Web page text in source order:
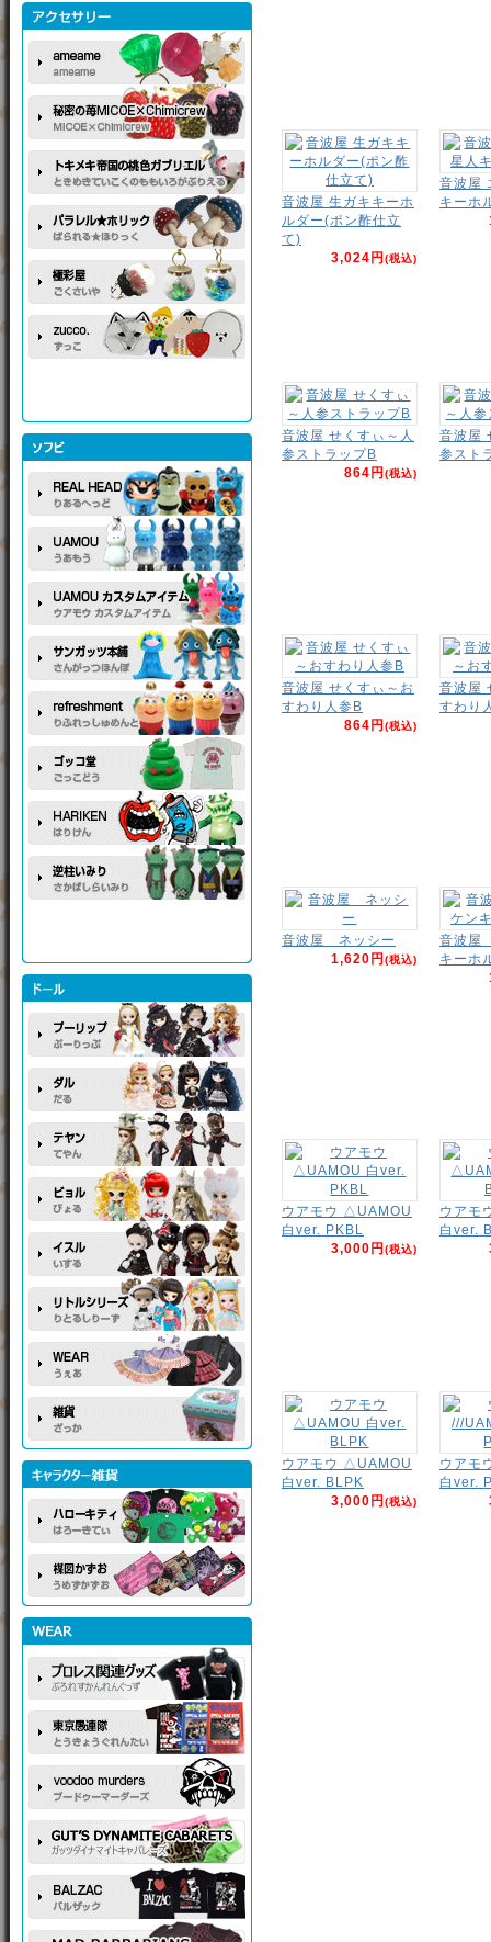
音波屋 生ガキキーホ
ルダー(ポン酢仕立
て)
3,024円(税込)
音波屋
キーホ
音波屋 せくすぃ～人
参ストラップB
864円(税込)
音波屋
参スト
音波屋 せくすぃ～お
すわり人参B
864円(税込)
音波屋
すわり
音波屋 ネッシー
1,620円(税込)
音波
キーホ
ウアモウ △UAMOU
白ver. PKBL
3,000円(税込)
ウアモ
白ver.
ウアモウ △UAMOU
白ver. BLPK
3,000円(税込)
ウアモ
白ver.